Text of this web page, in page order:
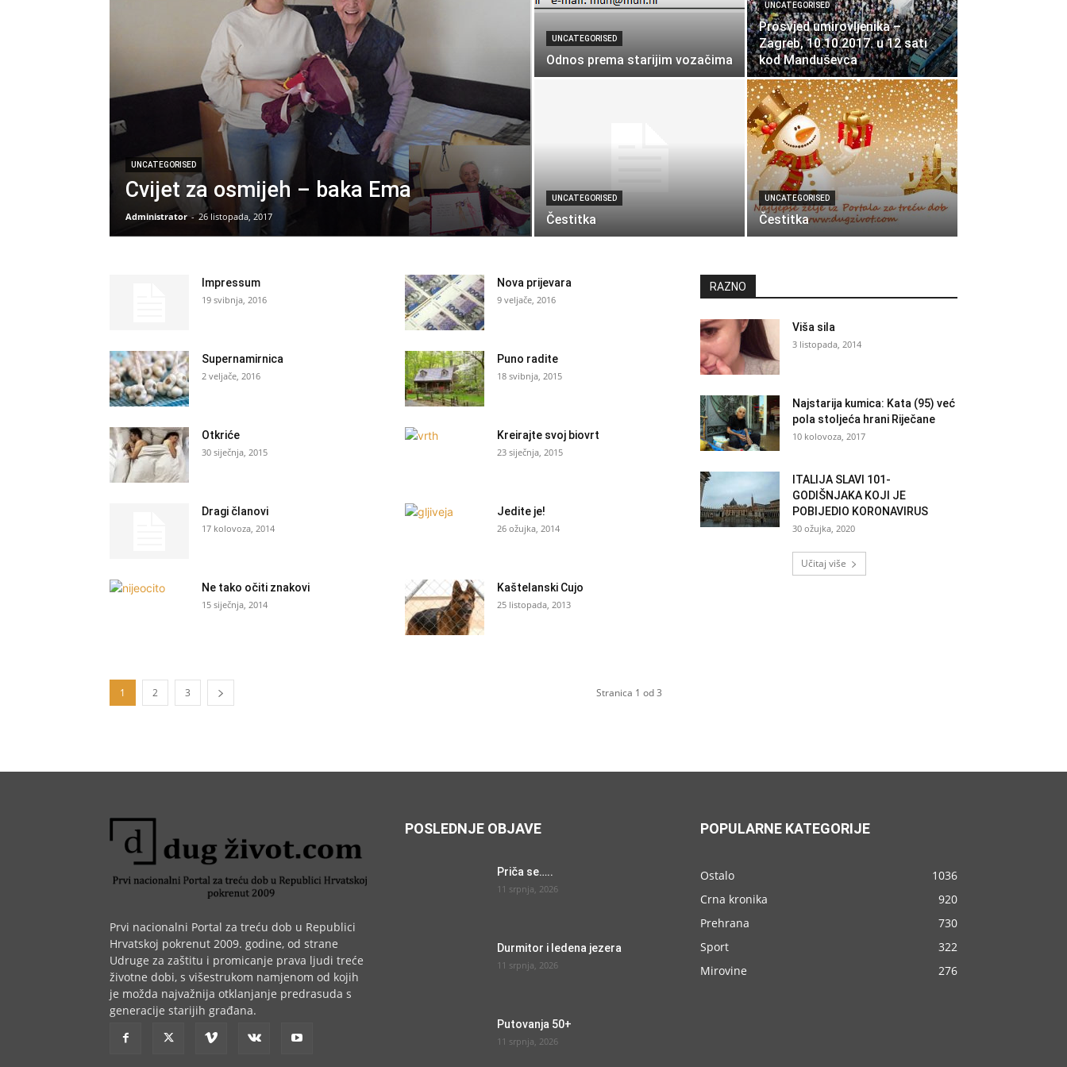
UNCATEGORISED
Cvijet za osmijeh – baka Ema
Administrator - 26 listopada, 2017
UNCATEGORISED
Odnos prema starijim vozačima
UNCATEGORISED
Prosvjed umirovljenika –
Zagreb, 10.10.2017. u 12 sati
kod Manduševca
UNCATEGORISED
Čestitka
UNCATEGORISED
Čestitka
Impressum
19 svibnja, 2016
Nova prijevara
9 veljače, 2016
Supernamirnica
2 veljače, 2016
Puno radite
18 svibnja, 2015
Otkriće
30 siječnja, 2015
Kreirajte svoj biovrt
23 siječnja, 2015
Dragi članovi
17 kolovoza, 2014
Jedite je!
26 ožujka, 2014
Ne tako očiti znakovi
15 siječnja, 2014
Kaštelanski Cujo
25 listopada, 2013
1 2 3 Stranica 1 od 3
RAZNO
Viša sila
3 listopada, 2014
Najstarija kumica: Kata (95) već
pola stoljeća hrani Riječane
10 kolovoza, 2017
ITALIJA SLAVI 101-
GODIŠNJAKA KOJI JE
POBIJEDIO KORONAVIRUS
30 ožujka, 2020
Učitaj više
Prvi nacionalni Portal za treću dob u Republici
Hrvatskoj pokrenut 2009. godine, od strane
Udruge za zaštitu i promicanje prava ljudi treće
životne dobi, s višestrukom namjenom od kojih
je možda najvažnija otklanjanje predrasuda s
generacije starijih građana.
POSLEDNJE OBJAVE
Priča se…..
11 srpnja, 2026
Durmitor i ledena jezera
11 srpnja, 2026
Putovanja 50+
11 srpnja, 2026
POPULARNE KATEGORIJE
Ostalo
1036
Crna kronika
920
Prehrana
730
Sport
322
Mirovine
276